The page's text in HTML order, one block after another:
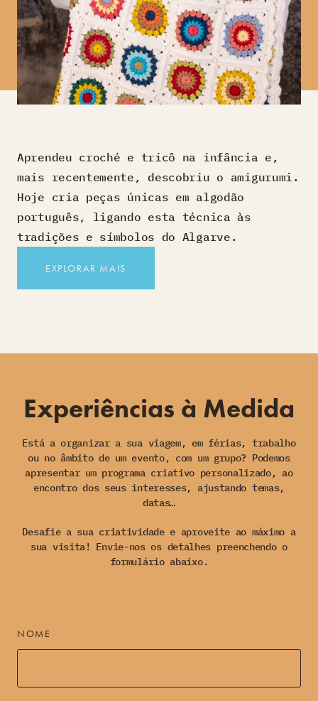
Aprendeu croché e tricô na infância e,
mais recentemente, descobriu o amigurumi.
Hoje cria peças únicas em algodão
português, ligando esta técnica às
tradições e símbolos do Algarve.
EXPLORAR MAIS
Experiências à Medida
Está a organizar a sua viagem, em férias, trabalho
ou no âmbito de um evento, com um grupo? Podemos
apresentar um programa criativo personalizado, ao
encontro dos seus interesses, ajustando temas,
datas…
Desafie a sua criatividade e aproveite ao máximo a
sua visita! Envie-nos os detalhes preenchendo o
formulário abaixo.
NOME